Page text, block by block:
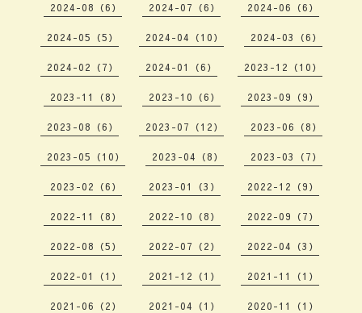
2024-08（6） 2024-07（6） 2024-06（6）
2024-05（5） 2024-04（10） 2024-03（6）
2024-02（7） 2024-01（6） 2023-12（10）
2023-11（8） 2023-10（6） 2023-09（9）
2023-08（6） 2023-07（12） 2023-06（8）
2023-05（10） 2023-04（8） 2023-03（7）
2023-02（6） 2023-01（3） 2022-12（9）
2022-11（8） 2022-10（8） 2022-09（7）
2022-08（5） 2022-07（2） 2022-04（3）
2022-01（1） 2021-12（1） 2021-11（1）
2021-06（2） 2021-04（1） 2020-11（1）